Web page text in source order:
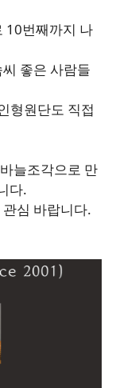
10번째까지 나
좋은 사람들
형원단도 직접
늘조각으로 만
다.
심 바랍니다.